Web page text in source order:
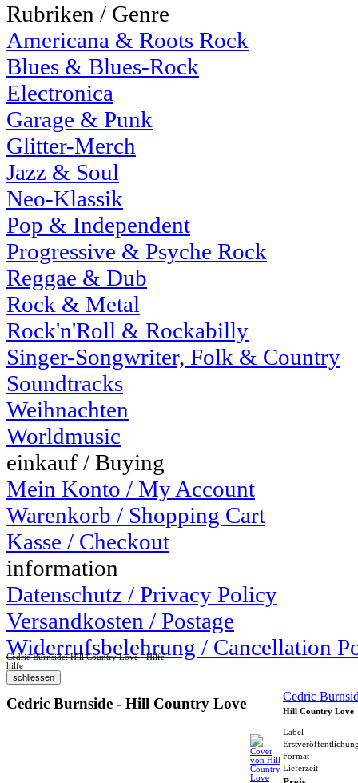
Rubriken / Genre
Americana & Roots Rock
Blues & Blues-Rock
Electronica
Garage & Punk
Glitter-Merch
Jazz & Soul
Neo-Klassik
Pop & Independent
Progressive & Psyche Rock
Reggae & Dub
Rock & Metal
Rock'n'Roll & Rockabilly
Singer-Songwriter, Folk & Country
Soundtracks
Weihnachten
Worldmusic
einkauf / Buying
Mein Konto / My Account
Warenkorb / Shopping Cart
Kasse / Checkout
information
Datenschutz / Privacy Policy
Versandkosten / Postage
Widerrufsbelehrung / Cancellation
Cedric Burnside: Hill Country Love - Hilfe
hilfe
Cedric Burnside - Hill Country Love Cedric
Hill Country Love
Label
Format
Lieferzeit